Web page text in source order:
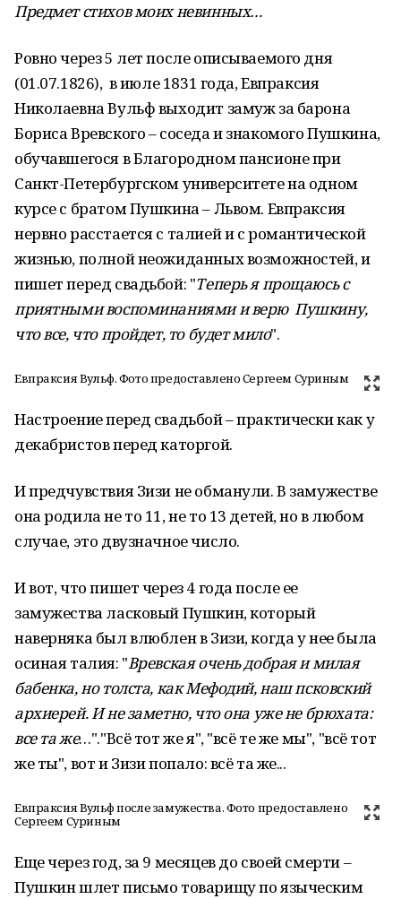
Предмет стихов моих невинных…
Ровно через 5 лет после описываемого дня
(01.07.1826), в июле 1831 года, Евпраксия
Николаевна Вульф выходит замуж за барона
Бориса Вревского – соседа и знакомого Пушкина,
обучавшегося в Благородном пансионе при
Санкт-Петербургском университете на одном
курсе с братом Пушкина – Львом. Евпраксия
нервно расстается с талией и с романтической
жизнью, полной неожиданных возможностей, и
пишет перед свадьбой: "Теперь я прощаюсь с
приятными воспоминаниями и верю Пушкину,
что все, что пройдет, то будет мило".
Евпраксия Вульф. Фото предоставлено Сергеем Суриным
Настроение перед свадьбой – практически как у
декабристов перед каторгой.
И предчувствия Зизи не обманули. В замужестве
она родила не то 11, не то 13 детей, но в любом
случае, это двузначное число.
И вот, что пишет через 4 года после ее
замужества ласковый Пушкин, который
наверняка был влюблен в Зизи, когда у нее была
осиная талия: "Вревская очень добрая и милая
бабенка, но толста, как Мефодий, наш псковский
архиерей. И не заметно, что она уже не брюхата:
все та же…"."Всё тот же я", "всё те же мы", "всё тот
же ты", вот и Зизи попало: всё та же...
Евпраксия Вульф после замужества. Фото предоставлено
Сергеем Суриным
Еще через год, за 9 месяцев до своей смерти –
Пушкин шлет письмо товарищу по языческим